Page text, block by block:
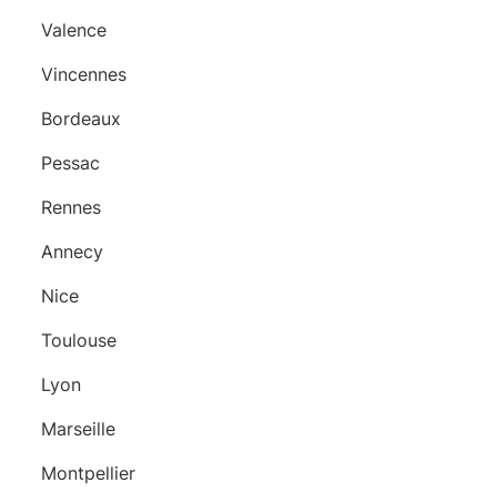
Valence
Vincennes
Bordeaux
Pessac
Rennes
Annecy
Nice
Toulouse
Lyon
Marseille
Montpellier